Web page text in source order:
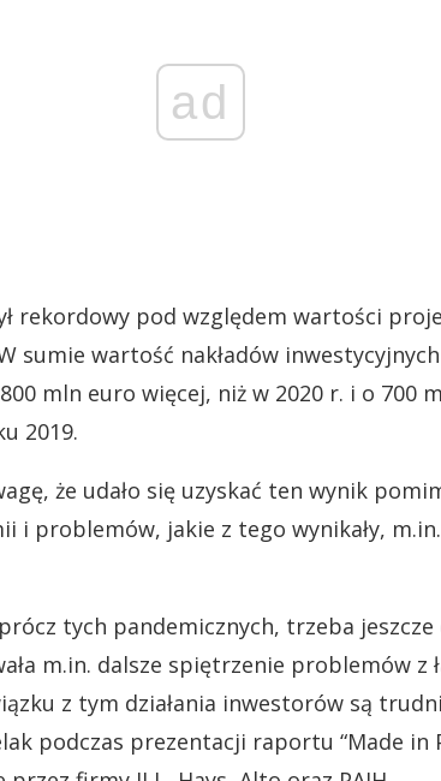
ad
rekordowy pod względem wartości
W sumie wartość nakładów
mln euro więcej, niż w 2020 r. i o 700
2019.
że udało się uzyskać ten wynik
i problemów, jakie z tego wynikały,
tych pandemicznych, trzeba jeszcze
m.in. dalsze spiętrzenie problemów z
z tym działania inwestorów są
podczas prezentacji raportu “Made in